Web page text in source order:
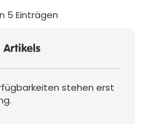
Artikels
stehen erst
5 Einträgen